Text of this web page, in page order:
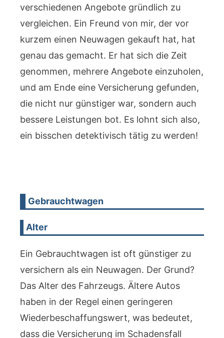
verschiedenen Angebote gründlich zu
vergleichen. Ein Freund von mir, der vor
kurzem einen Neuwagen gekauft hat, hat
genau das gemacht. Er hat sich die Zeit
genommen, mehrere Angebote einzuholen,
und am Ende eine Versicherung gefunden,
die nicht nur günstiger war, sondern auch
bessere Leistungen bot. Es lohnt sich also,
ein bisschen detektivisch tätig zu werden!
Gebrauchtwagen
Alter
Ein Gebrauchtwagen ist oft günstiger zu
versichern als ein Neuwagen. Der Grund?
Das Alter des Fahrzeugs. Ältere Autos
haben in der Regel einen geringeren
Wiederbeschaffungswert, was bedeutet,
dass die Versicherung im Schadensfall